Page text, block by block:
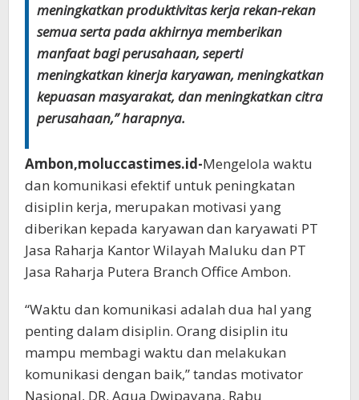
meningkatkan produktivitas kerja rekan-rekan
semua serta pada akhirnya memberikan
manfaat bagi perusahaan, seperti
meningkatkan kinerja karyawan, meningkatkan
kepuasan masyarakat, dan meningkatkan citra
perusahaan,” harapnya.
Ambon,moluccastimes.id-Mengelola waktu
dan komunikasi efektif untuk peningkatan
disiplin kerja, merupakan motivasi yang
diberikan kepada karyawan dan karyawati PT
Jasa Raharja Kantor Wilayah Maluku dan PT
Jasa Raharja Putera Branch Office Ambon.
“Waktu dan komunikasi adalah dua hal yang
penting dalam disiplin. Orang disiplin itu
mampu membagi waktu dan melakukan
komunikasi dengan baik,” tandas motivator
Nasional, DR. Aqua Dwipayana, Rabu